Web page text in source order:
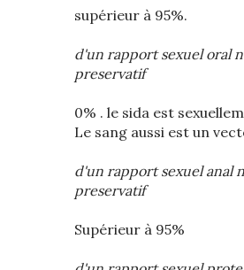
supérieur à 95%.
d'un rapport sexuel oral
preservatif
0% . le sida est
Le sang aussi est un
d'un rapport sexuel anal
preservatif
Supérieur à 95%